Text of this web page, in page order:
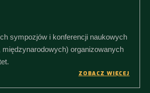
sympozjów i konferencji naukowych
międzynarodowych) organizowanych
ZOBACZ WIĘCEJ